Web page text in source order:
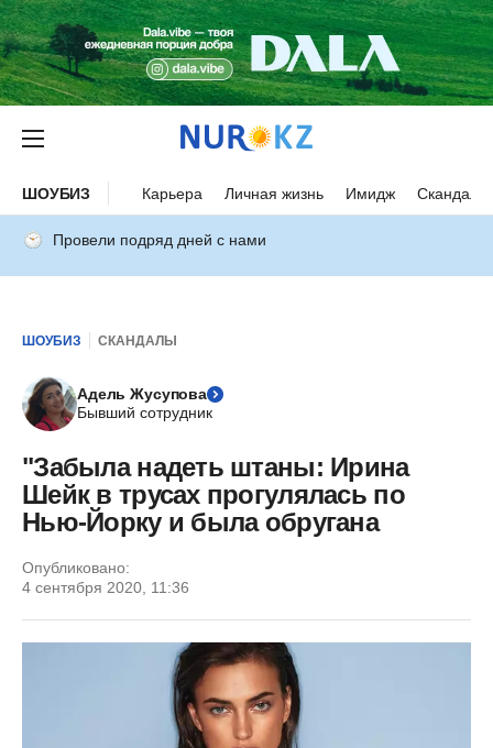
ШОУБИЗ Карьера Личная жизнь Имидж Скандалы
Провели подряд дней с нами
ШОУБИЗ СКАНДАЛЫ
Адель Жусупова
Бывший сотрудник
"Забыла надеть штаны: Ирина
Шейк в трусах прогулялась по
Нью-Йорку и была обругана
Опубликовано:
4 сентября 2020, 11:36